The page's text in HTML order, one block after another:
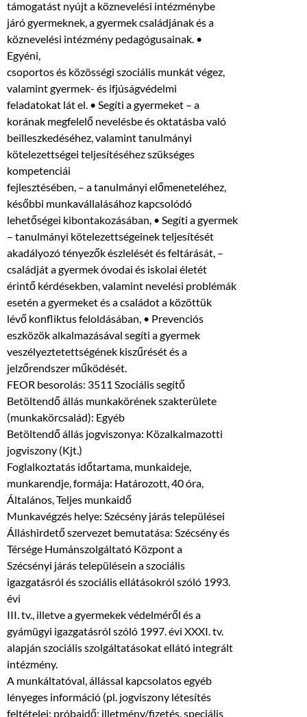
támogatást nyújt a köznevelési intézménybe
járó gyermeknek, a gyermek családjának és a
köznevelési intézmény pedagógusainak. •
Egyéni,
csoportos és közösségi szociális munkát végez,
valamint gyermek- és ifjúságvédelmi
feladatokat lát el. • Segíti a gyermeket – a
korának megfelelő nevelésbe és oktatásba való
beilleszkedéséhez, valamint tanulmányi
kötelezettségei teljesítéséhez szükséges
kompetenciái
fejlesztésében, – a tanulmányi előmeneteléhez,
későbbi munkavállalásához kapcsolódó
lehetőségei kibontakozásában, • Segíti a gyermek
– tanulmányi kötelezettségeinek teljesítését
akadályozó tényezők észlelését és feltárását, –
családját a gyermek óvodai és iskolai életét
érintő kérdésekben, valamint nevelési problémák
esetén a gyermeket és a családot a közöttük
lévő konfliktus feloldásában, • Prevenciós
eszközök alkalmazásával segíti a gyermek
veszélyeztetettségének kiszűrését és a
jelzőrendszer működését.
FEOR besorolás: 3511 Szociális segítő
Betöltendő állás munkakörének szakterülete
(munkakörcsalád): Egyéb
Betöltendő állás jogviszonya: Közalkalmazotti
jogviszony (Kjt.)
Foglalkoztatás időtartama, munkaideje,
munkarendje, formája: Határozott, 40 óra,
Általános, Teljes munkaidő
Munkavégzés helye: Szécsény járás települései
Álláshirdető szervezet bemutatása: Szécsény és
Térsége Humánszolgáltató Központ a
Szécsényi járás településein a szociális
igazgatásról és szociális ellátásokról szóló 1993.
évi
III. tv., illetve a gyermekek védelméről és a
gyámügyi igazgatásról szóló 1997. évi XXXI. tv.
alapján szociális szolgáltatásokat ellátó integrált
intézmény.
A munkáltatóval, állással kapcsolatos egyéb
lényeges információ (pl. jogviszony létesítés
feltételei; próbaidő; illetmény/fizetés, speciális